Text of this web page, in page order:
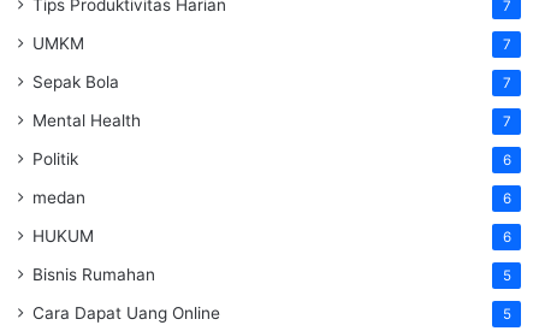
Tips Produktivitas Harian 7
UMKM 7
Sepak Bola 7
Mental Health 7
Politik 6
medan 6
HUKUM 6
Bisnis Rumahan 5
Cara Dapat Uang Online 5